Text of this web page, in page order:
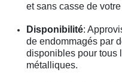
et sans casse de
Disponibilité:
de endommagés par
disponibles pour tous
métalliques.